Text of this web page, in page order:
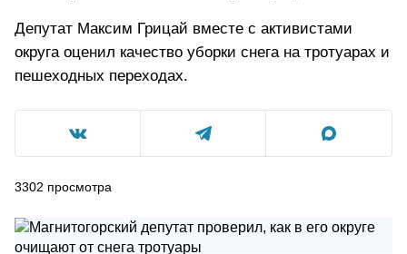
Депутат Максим Грицай вместе с активистами
округа оценил качество уборки снега на тротуарах и
пешеходных переходах.
3302 просмотра